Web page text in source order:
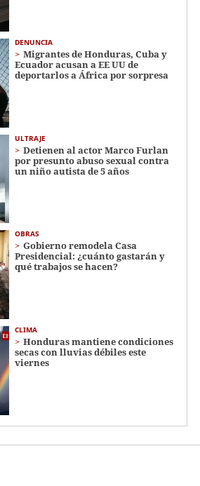
DENUNCIA
Migrantes de Honduras, Cuba y
Ecuador acusan a EE UU de
deportarlos a África por sorpresa
ULTRAJE
Detienen al actor Marco Furlan
por presunto abuso sexual contra
un niño autista de 5 años
OBRAS
Gobierno remodela Casa
Presidencial: ¿cuánto gastarán y
qué trabajos se hacen?
CLIMA
Honduras mantiene condiciones
secas con lluvias débiles este
viernes